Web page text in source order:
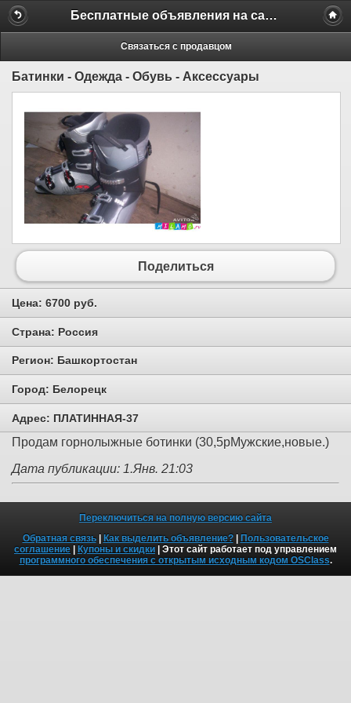
Бесплатные объявления на сайте MILAMO.ru
Связаться с продавцом
Батинки - Одежда - Обувь - Аксессуары
Поделиться
Цена: 6700 руб.
Страна: Россия
Регион: Башкортостан
Город: Белорецк
Адрес: ПЛАТИННАЯ-37
Продам горнолыжные ботинки (30,5рМужские,новые.)
Дата публикации: 1.Янв. 21:03
Переключиться на полную версию сайта
Обратная связь| Как выделить объявление?|
Пользовательское
соглашение
Купоны и скидки | Этот сайт работает под управлением
программного обеспечения с открытым исходным кодом OSClass.